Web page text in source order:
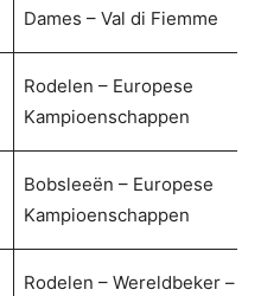
Dames – Val di Fiemme
Rodelen – Europese
Kampioenschappen
Bobsleeën – Europese
Kampioenschappen
Rodelen – Wereldbeker –